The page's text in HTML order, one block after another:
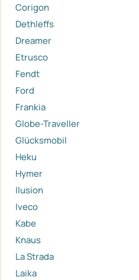
Corigon
Dethleffs
Dreamer
Etrusco
Fendt
Ford
Frankia
Globe-Traveller
Glücksmobil
Heku
Hymer
Ilusion
Iveco
Kabe
Knaus
La Strada
Laika